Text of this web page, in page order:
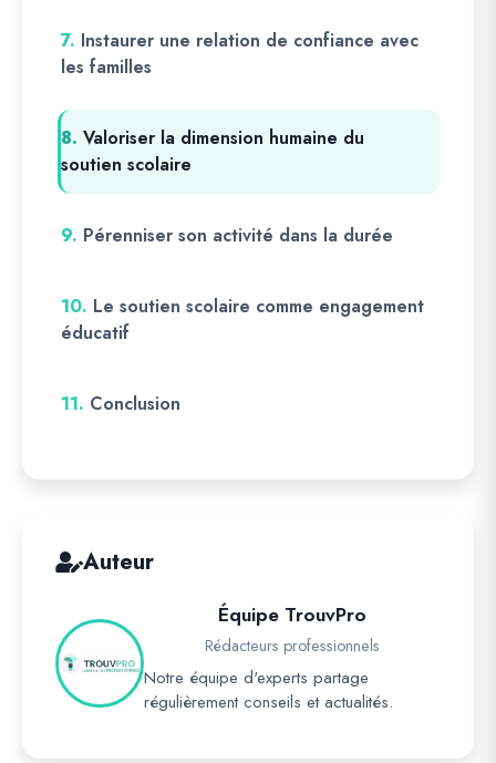
7. Instaurer une relation de confiance avec
les familles
8. Valoriser la dimension humaine du
soutien scolaire
9. Pérenniser son activité dans la durée
10. Le soutien scolaire comme engagement
éducatif
11. Conclusion
Auteur
Équipe TrouvPro
Rédacteurs professionnels
Notre équipe d'experts partage
régulièrement conseils et actualités.